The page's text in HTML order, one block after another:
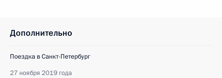
Дополнительно
Поездка в Санкт-Петербург
27 ноября 2019 года